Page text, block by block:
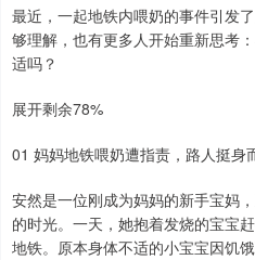
最近，一起地铁内喂奶的事件引发
够理解，也有更多人开始重新思考
适吗？
展开剩余78%
01 妈妈地铁喂奶遭指责，路人挺身
安然是一位刚成为妈妈的新手宝妈
的时光。一天，她抱着发烧的宝宝
地铁。原本身体不适的小宝宝因饥